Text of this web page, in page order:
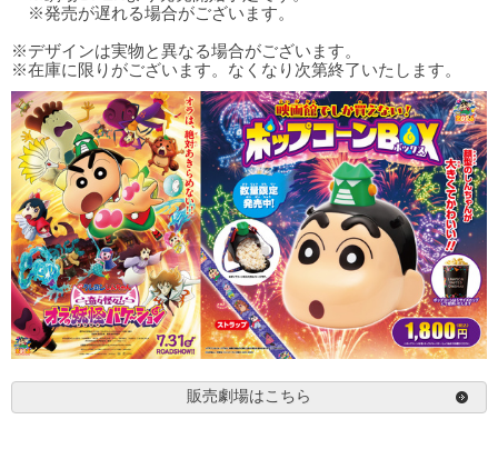
※発売が遅れる場合がございます。
※デザインは実物と異なる場合がございます。
※在庫に限りがございます。なくなり次第終了いたします。
販売劇場はこちら